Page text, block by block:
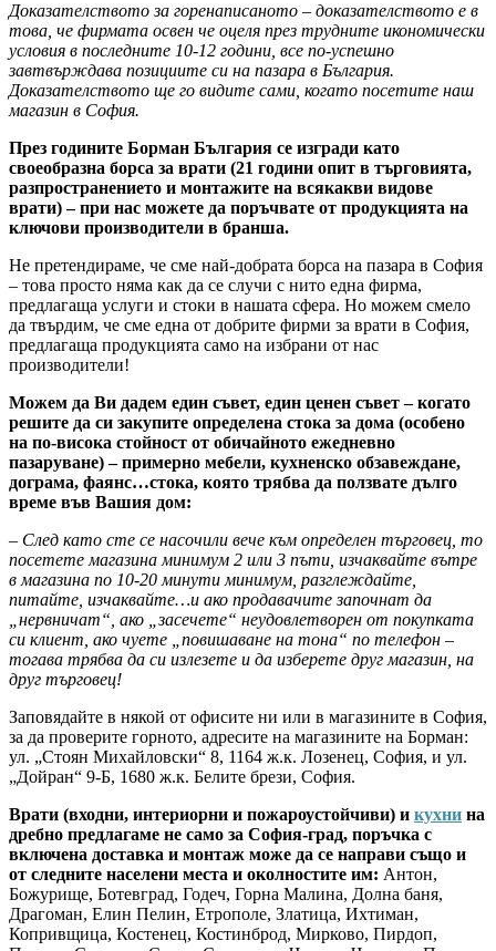
Доказателството за горенаписаното – доказателството е в
това, че фирмата освен че оцеля през трудните икономически
условия в последните 10-12 години, все по-успешно
завтвърждава позициите си на пазара в България.
Доказателството ще го видите сами, когато посетите наш
магазин в София.
През годините Борман България се изгради като
своеобразна борса за врати (21 години опит в търговията,
разпространението и монтажите на всякакви видове
врати) – при нас можете да поръчвате от продукцията на
ключови производители в бранша.
Не претендираме, че сме най-добрата борса на пазара в София
– това просто няма как да се случи с нито една фирма,
предлагаща услуги и стоки в нашата сфера. Но можем смело
да твърдим, че сме една от добрите фирми за врати в София,
предлагаща продукцията само на избрани от нас
производители!
Можем да Ви дадем един съвет, един ценен съвет – когато
решите да си закупите определена стока за дома (особено
на по-висока стойност от обичайното ежедневно
пазаруване) – примерно мебели, кухненско обзавеждане,
дограма, фаянс…стока, която трябва да ползвате дълго
време във Вашия дом:
– След като сте се насочили вече към определен търговец, то
посетете магазина минимум 2 или 3 пъти, изчаквайте вътре
в магазина по 10-20 минути минимум, разглеждайте,
питайте, изчаквайте…и ако продавачите започнат да
„нервничат“, ако „засечете“ неудовлетворен от покупката
си клиент, ако чуете „повишаване на тона“ по телефон –
тогава трябва да си излезете и да изберете друг магазин, на
друг търговец!
Заповядайте в някой от офисите ни или в магазините в София,
за да проверите горното, адресите на магазините на Борман:
ул. „Стоян Михайловски“ 8, 1164 ж.к. Лозенец, София, и ул.
„Дойран“ 9-Б, 1680 ж.к. Белите брези, София.
Врати (входни, интериорни и пожароустойчиви) и кухни на
дребно предлагаме не само за София-град, поръчка с
включена доставка и монтаж може да се направи също и
от следните населени места и околностите им: Антон,
Божурище, Ботевград, Годеч, Горна Малина, Долна баня,
Драгоман, Елин Пелин, Етрополе, Златица, Ихтиман,
Копривщица, Костенец, Костинброд, Мирково, Пирдоп,